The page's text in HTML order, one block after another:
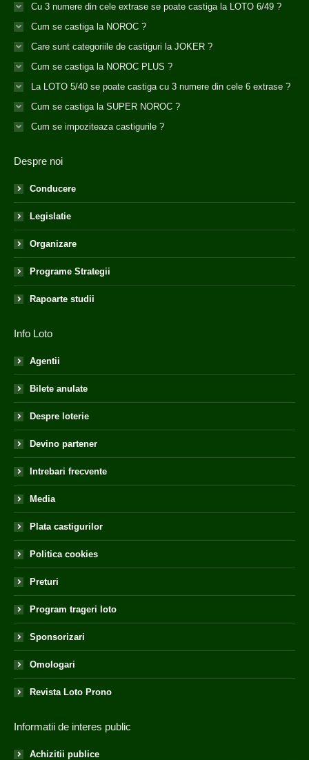
Cu 3 numere din cele extrase se poate castiga la LOTO 6/49 ?
Cum se castiga la NOROC ?
Care sunt categoriile de castiguri la JOKER ?
Cum se castiga la NOROC PLUS ?
La LOTO 5/40 se poate castiga cu 3 numere din cele 6 extrase ?
Cum se castiga la SUPER NOROC ?
Cum se impoziteaza castigurile ?
Despre noi
Conducere
Legislatie
Organizare
Programe Strategii
Rapoarte studii
Info Loto
Agentii
Bilete anulate
Despre loterie
Devino partener
Intrebari frecvente
Media
Plata castigurilor
Politica cookies
Preturi
Program trageri loto
Sponsorizari
Omologari
Revista Loto Prono
Informatii de interes public
Achizitii publice